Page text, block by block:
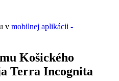
v mobilnej aplikácii -
Košického
Terra Incognita